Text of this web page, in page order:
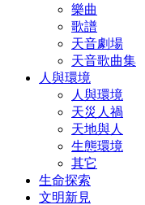
樂曲
歌譜
天音劇場
天音歌曲集
人與環境
人與環境
天災人禍
天地與人
生態環境
其它
生命探索
文明新見